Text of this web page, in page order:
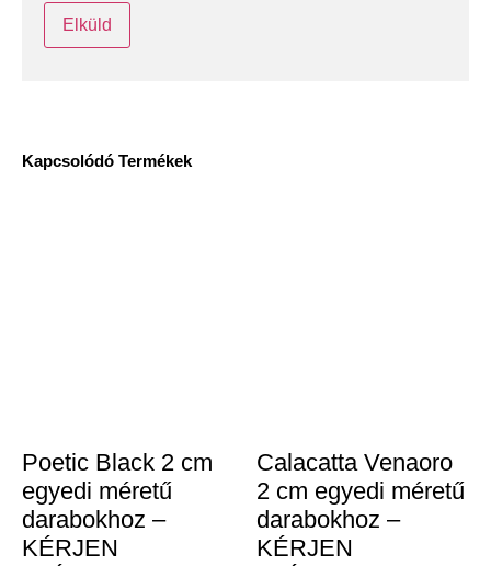
Kapcsolódó Termékek
Poetic Black 2 cm
egyedi méretű
darabokhoz –
KÉRJEN
Calacatta Venaoro
2 cm egyedi méretű
darabokhoz –
KÉRJEN